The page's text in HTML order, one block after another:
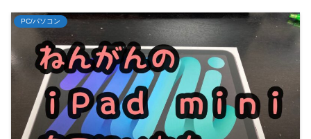
PC/パソコン